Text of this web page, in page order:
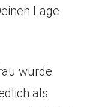
Lage
wurde
als